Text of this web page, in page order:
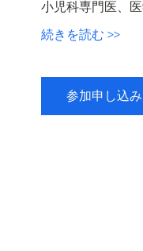
小児科専門医、
続きを読む >>
参加申し込み